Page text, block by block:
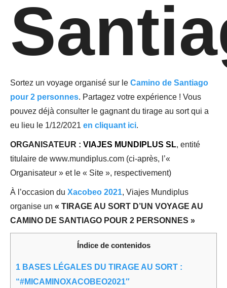
Sortez un voyage organisé sur le Camino de Santiago
pour 2 personnes. Partagez votre expérience ! Vous
pouvez déjà consulter le gagnant du tirage au sort qui a
eu lieu le 1/12/2021 en cliquant ici.
ORGANISATEUR : VIAJES MUNDIPLUS SL, entité
titulaire de www.mundiplus.com (ci-après, l’«
Organisateur » et le « Site », respectivement)
À l’occasion du Xacobeo 2021, Viajes Mundiplus
organise un « TIRAGE AU SORT D’UN VOYAGE AU
CAMINO DE SANTIAGO POUR 2 PERSONNES »
Índice de contenidos
1 BASES LÉGALES DU TIRAGE AU SORT :
“#MICAMINOXACOBEO2021″